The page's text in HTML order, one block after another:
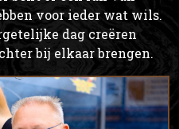
voor ieder wat wils.
dag creëren
bij elkaar brengen.